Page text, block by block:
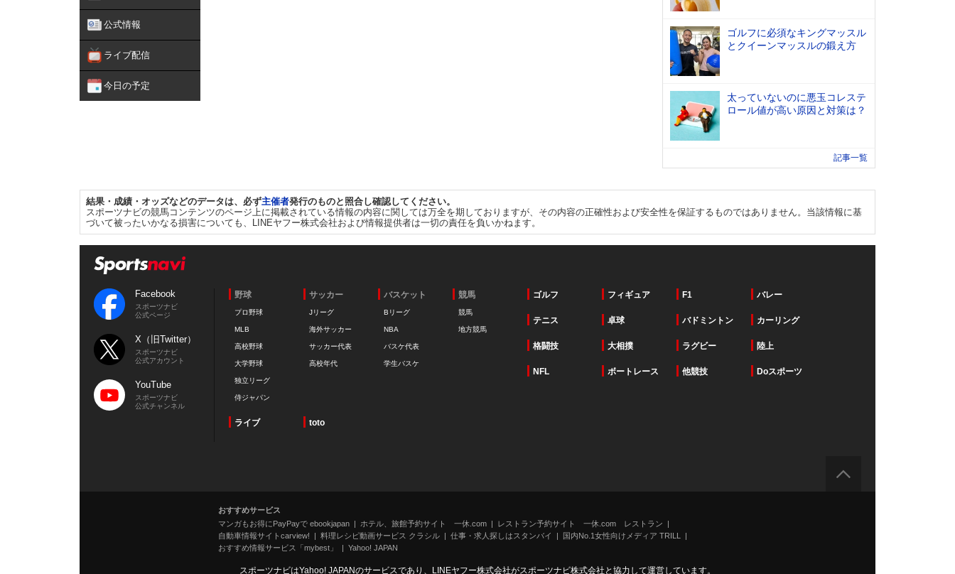
公式情報
ライブ配信
今日の予定
ゴルフに必須なキングマッスル
とクイーンマッスルの鍛え方
太っていないのに悪玉コレステ
ロール値が高い原因と対策は？
記事一覧
結果・成績・オッズなどのデータは、必ず主催者発行のものと照合し確認してください。
スポーツナビの競馬コンテンツのページ上に掲載されている情報の内容に関しては万全を期しておりますが、その内容の正確性および安全性を保証するものではありません。当該情報に基
づいて被ったいかなる損害についても、LINEヤフー株式会社および情報提供者は一切の責任を負いかねます。
Facebook
スポーツナビ
公式ページ
X（旧Twitter）
スポーツナビ
公式アカウント
YouTube
スポーツナビ
公式チャンネル
野球
プロ野球
MLB
高校野球
大学野球
独立リーグ
侍ジャパン
サッカー
Jリーグ
海外サッカー
サッカー代表
高校年代
バスケット
Bリーグ
NBA
バスケ代表
学生バスケ
競馬
競馬
地方競馬
ゴルフ フィギュア F1 バレー
テニス 卓球 バドミントン カーリング
格闘技 大相撲 ラグビー 陸上
NFL ボートレース 他競技 Doスポーツ
ライブ toto
おすすめサービス
マンガもお得にPayPayで ebookjapan
ホテル、旅館予約サイト 一休.com
レストラン予約サイト 一休.com レストラン
自動車情報サイトcarview!
料理レシピ動画サービス クラシル 仕事・求人探しはスタンバイ
国内No.1女性向けメディア TRILL
おすすめ情報サービス「mybest」
Yahoo! JAPAN
スポーツナビはYahoo! JAPANのサービスであり、LINEヤフー株式会社がスポーツナビ株式会社と協力して運営しています。